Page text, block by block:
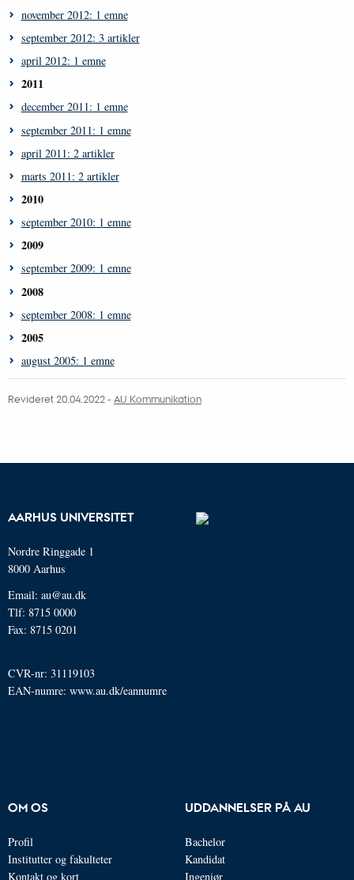
november 2012: 1 emne
september 2012: 3 artikler
april 2012: 1 emne
2011
december 2011: 1 emne
september 2011: 1 emne
april 2011: 2 artikler
marts 2011: 2 artikler
2010
september 2010: 1 emne
2009
september 2009: 1 emne
2008
september 2008: 1 emne
2005
august 2005: 1 emne
Revideret 20.04.2022 - AU Kommunikation
AARHUS UNIVERSITET
Nordre Ringgade 1
8000 Aarhus
Email: au@au.dk
Tlf: 8715 0000
Fax: 8715 0201
CVR-nr: 31119103
EAN-numre: www.au.dk/eannumre
OM OS
Profil
Institutter og fakulteter
Kontakt og kort
UDDANNELSER PÅ AU
Bachelor
Kandidat
Ingeniør